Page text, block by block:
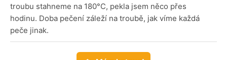
troubu stahneme na 180°C, pekla jsem něco přes
hodinu. Doba pečení záleží na troubě, jak víme každá
peče jinak.